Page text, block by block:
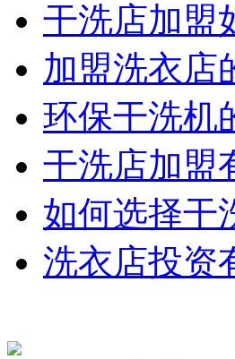
干洗店加盟
加盟洗衣店
环保干洗机
干洗店加盟
如何选择干
洗衣店投资